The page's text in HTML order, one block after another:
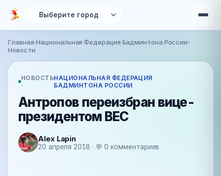
Перейти к основному содержанию
Вы здесь
Главная›Национальная Федерация Бадминтона России›
Новости
НОВОСТЬ
·
НАЦИОНАЛЬНАЯ ФЕДЕРАЦИЯ
БАДМИНТОНА РОССИИ
Антропов переизбран вице-
президентом BEC
Alex Lapin
20 апреля 2018 · 💬 0 комментариев